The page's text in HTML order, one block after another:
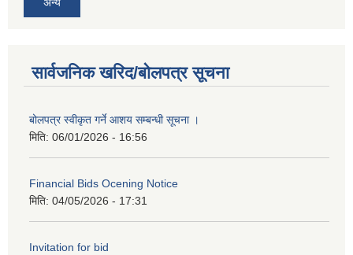
अन्य
सार्वजनिक खरिद/बोलपत्र सूचना
बोलपत्र स्वीकृत गर्ने आशय सम्बन्धी सूचना ।
मिति: 06/01/2026 - 16:56
Financial Bids Ocening Notice
मिति: 04/05/2026 - 17:31
Invitation for bid